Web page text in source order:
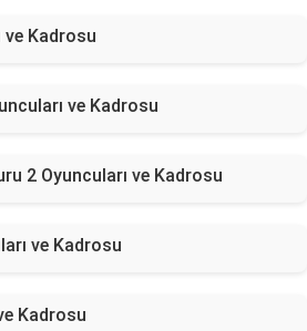
ve Kadrosu
ve Kadrosu
2 Oyuncuları ve Kadrosu
ve Kadrosu
Kadrosu